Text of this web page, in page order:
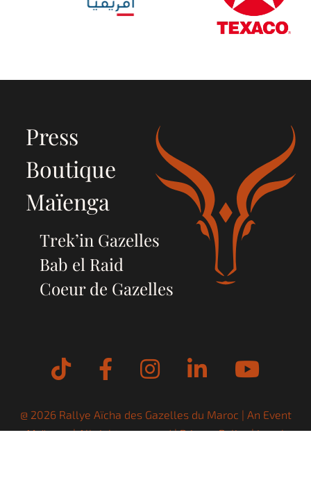
Press
Boutique
Maïenga
Trek’in Gazelles
Bab el Raid
Coeur de Gazelles
Tiktok FacebookInstagram
LinkedIn
@ 2026 Rallye Aïcha des Gazelles du Maroc | An Event
Maïenga| All rights reserved |Privacy Policy|Legal